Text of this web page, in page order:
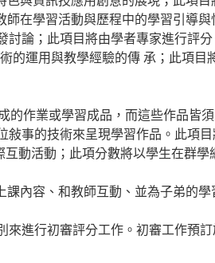
在學習活動與歷程中的學習引導
論；此項目將由學者專家進行評分
的運用與教學經驗的傳 承；此項
的作業或學習成品，而這些作品皆
事的技術來呈現學習作品。此項
動活動；此項分數將以學生在群
內容、和教師互動、並為子弟的
進行初審評分工作。初審工作預